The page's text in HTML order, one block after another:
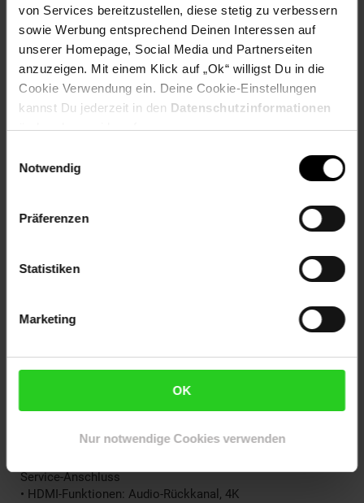
von Services bereitzustellen, diese stetig zu verbessern
sowie Werbung entsprechend Deinen Interessen auf
unserer Homepage, Social Media und Partnerseiten
anzuzeigen. Mit einem Klick auf „Ok“ willigst Du in die
Cookie Verwendung ein. Deine Cookie-Einstellungen
kannst Du jederzeit in den Datenschutzinformationen
ändern bzw. widerrufen.
Notwendig
Präferenzen
Statistiken
Marketing
OK
Nur notwendige Cookies verwenden
• HEVC-Unterstützung
Power
• Netzstrom: AC: 220 bis 240 V, 50/60 Hz
• Standby-Stromverbrauch: < 0,3 W
• Energiesparfunktionen: Sleep-Timer,
• Verbesserung der Soundqualität: KI-Sound, Clear
(Nachtbetrieb), Dolby-Bassverstärkung, KI Equalizer, Dolby-
Lautstärkeregler
• Anzahl HDMI-Anschlüsse: 3
• Anzahl der USB-Anschlüsse: 2
• Kabellose Verbindung: WiFi 802.11n, 2 x 2,
Einzelband
Interface Plus (CI+), Digitaler Audio-Ausgang
Service-Anschluss
• HDMI-Funktionen: Audio-Rückkanal, 4K